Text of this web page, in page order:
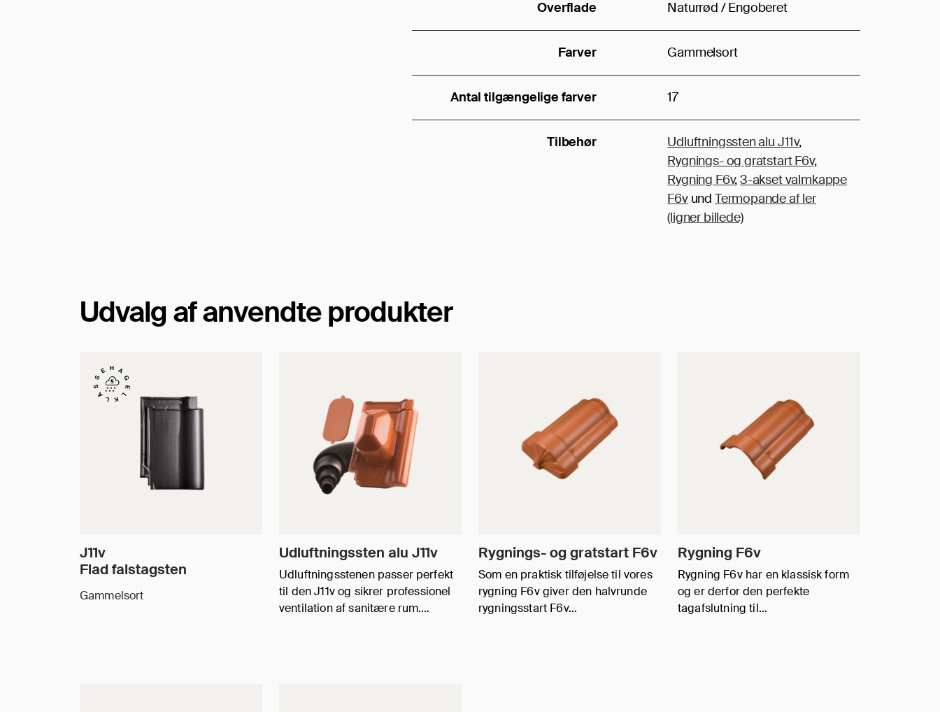
Overflade Naturrød / Engoberet
Farver Gammelsort
Antal tilgængelige farver 17
Tilbehør Udluftningssten alu J11v,
Rygnings- og gratstart F6v,
Rygning F6v,3-akset valmkappe
F6vund Termopande af ler
(ligner billede)
Udvalg af anvendte produkter
J11v
Flad falstagsten
Gammelsort
Udluftningssten alu J11v
Udluftningsstenen passer perfekt
til den J11v og sikrer professionel
ventilation af sanitære rum.…
Rygnings- og gratstart F6v
Som en praktisk tilføjelse til vores
rygning F6v giver den halvrunde
rygningsstart F6v…
Rygning F6v
Rygning F6v har en klassisk form
og er derfor den perfekte
tagafslutning til…